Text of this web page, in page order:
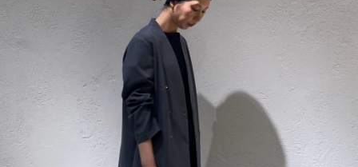
すべての商品
セール商品